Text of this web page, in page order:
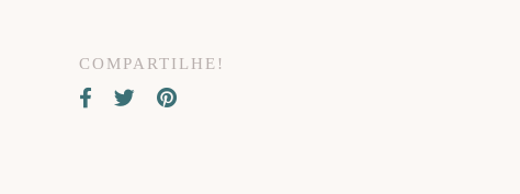
COMPARTILHE!